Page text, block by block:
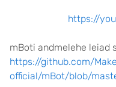
https://
mBoti andmelehe leiad
https://github.com/
official/mBot/blob/